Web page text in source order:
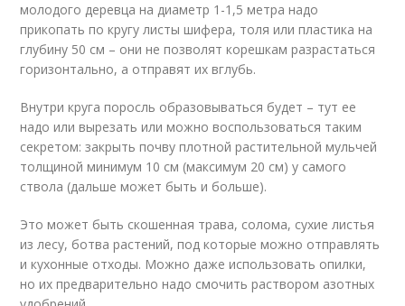
молодого деревца на диаметр 1-1,5 метра надо
прикопать по кругу листы шифера, толя или пластика на
глубину 50 см – они не позволят корешкам разрастаться
горизонтально, а отправят их вглубь.
Внутри круга поросль образовываться будет – тут ее
надо или вырезать или можно воспользоваться таким
секретом: закрыть почву плотной растительной мульчей
толщиной минимум 10 см (максимум 20 см) у самого
ствола (дальше может быть и больше).
Это может быть скошенная трава, солома, сухие листья
из лесу, ботва растений, под которые можно отправлять
и кухонные отходы. Можно даже использовать опилки,
но их предварительно надо смочить раствором азотных